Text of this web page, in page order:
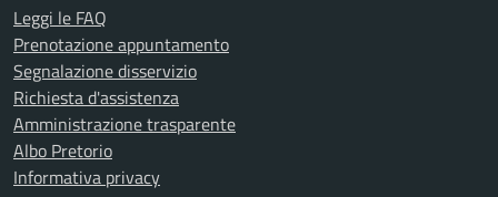
Leggi le FAQ
Prenotazione appuntamento
Segnalazione disservizio
Richiesta d'assistenza
Amministrazione trasparente
Albo Pretorio
Informativa privacy